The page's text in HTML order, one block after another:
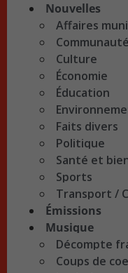
Nouvelles
Affaires
Culture
Économie
Éducation
Faits divers
Politique
Santé et
Sports
Transport /
Émissions
Musique
Décompte
Coups de